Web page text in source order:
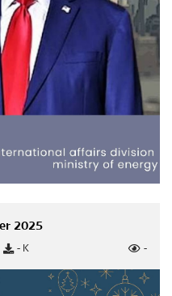
2025
- K -